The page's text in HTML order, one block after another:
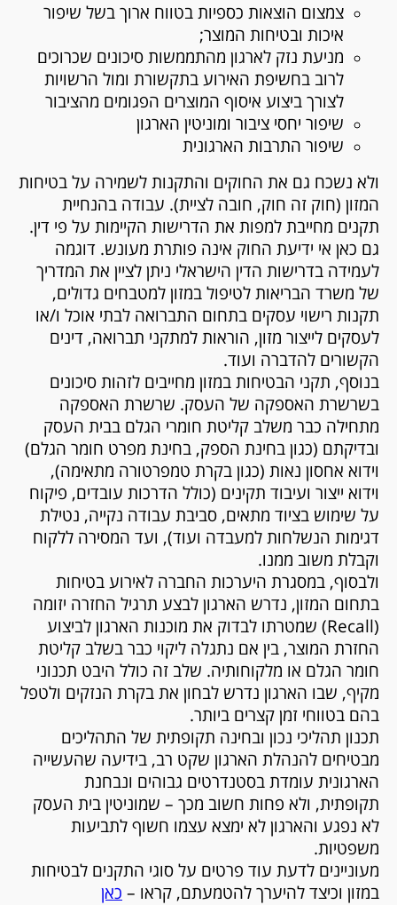
צמצום הוצאות כספיות בטווח ארוך בשל שיפור
איכות ובטיחות המוצר;
מניעת נזק לארגון מהתממשות סיכונים שכרוכים
לרוב בחשיפת האירוע בתקשורת ומול הרשויות
לצורך ביצוע איסוף המוצרים הפגומים מהציבור
שיפור יחסי ציבור ומוניטין הארגון
שיפור התרבות הארגונית
ולא נשכח גם את החוקים והתקנות לשמירה על בטיחות
המזון (חוק זה חוק, חובה לציית). עבודה בהנחיית
תקנים מחייבת למפות את הדרישות הקיימות על פי דין.
גם כאן אי ידיעת החוק אינה פותרת מעונש. דוגמה
לעמידה בדרישות הדין הישראלי ניתן לציין את המדריך
של משרד הבריאות לטיפול במזון למטבחים גדולים,
תקנות רישוי עסקים בתחום התברואה לבתי אוכל ו/או
לעסקים לייצור מזון, הוראות למתקני תברואה, דינים
הקשורים להדברה ועוד.
בנוסף, תקני הבטיחות במזון מחייבים לזהות סיכונים
בשרשרת האספקה של העסק. שרשרת האספקה
מתחילה כבר משלב קליטת חומרי הגלם בבית העסק
ובדיקתם (כגון בחינת הספק, בחינת מפרט חומר הגלם)
וידוא אחסון נאות (כגון בקרת טמפרטורה מתאימה),
וידוא ייצור ועיבוד תקינים (כולל הדרכות עובדים, פיקוח
על שימוש בציוד מתאים, סביבת עבודה נקייה, נטילת
דגימות הנשלחות למעבדה ועוד), ועד המסירה ללקוח
וקבלת משוב ממנו.
ולבסוף, במסגרת היערכות החברה לאירוע בטיחות
בתחום המזון, נדרש הארגון לבצע תרגיל החזרה יזומה
(Recall) שמטרתו לבדוק את מוכנות הארגון לביצוע
החזרת המוצר, בין אם נתגלה ליקוי כבר בשלב קליטת
חומר הגלם או מלקוחותיה. שלב זה כולל היבט תכנוני
מקיף, שבו הארגון נדרש לבחון את בקרת הנזקים ולטפל
בהם בטווחי זמן קצרים ביותר.
תכנון תהליכי נכון ובחינה תקופתית של התהליכים
מבטיחים להנהלת הארגון שקט רב, בידיעה שהעשייה
הארגונית עומדת בסטנדרטים גבוהים ונבחנת
תקופתית, ולא פחות חשוב מכך – שמוניטין בית העסק
לא נפגע והארגון לא ימצא עצמו חשוף לתביעות
משפטיות.
מעוניינים לדעת עוד פרטים על סוגי התקנים לבטיחות
במזון וכיצד להיערך להטמעתם, קראו – כאן